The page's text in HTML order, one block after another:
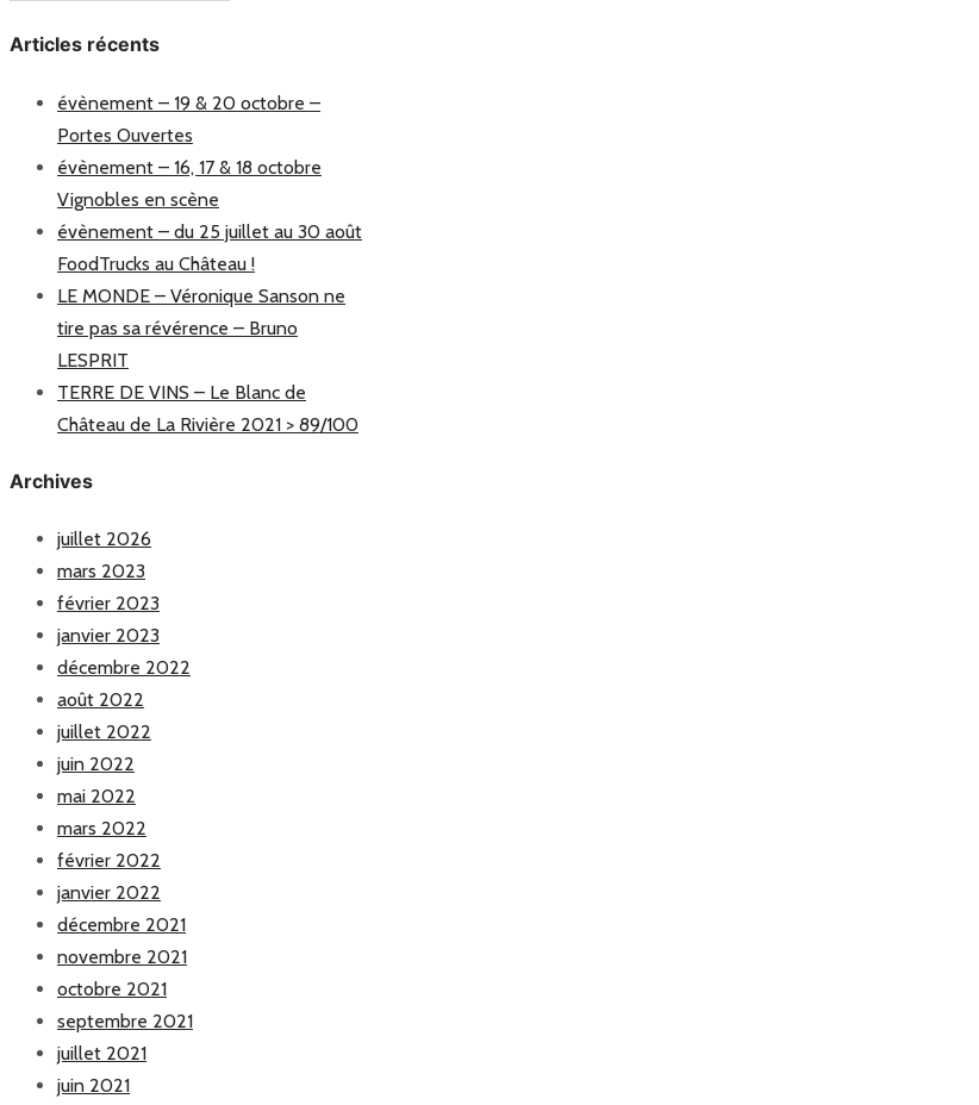
Articles récents
évènement – 19 & 20 octobre –
Portes Ouvertes
évènement – 16, 17 & 18 octobre
Vignobles en scène
évènement – du 25 juillet au 30 août
FoodTrucks au Château !
LE MONDE – Véronique Sanson ne
tire pas sa révérence – Bruno
LESPRIT
TERRE DE VINS – Le Blanc de
Château de La Rivière 2021 > 89/100
Archives
juillet 2026
mars 2023
février 2023
janvier 2023
décembre 2022
août 2022
juillet 2022
juin 2022
mai 2022
mars 2022
février 2022
janvier 2022
décembre 2021
novembre 2021
octobre 2021
septembre 2021
juillet 2021
juin 2021